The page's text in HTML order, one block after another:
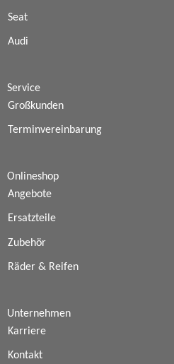
Seat
Audi
Service
Großkunden
Terminvereinbarung
Onlineshop
Angebote
Ersatzteile
Zubehör
Räder & Reifen
Unternehmen
Karriere
Kontakt